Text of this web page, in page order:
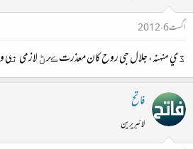
اگست 6، 2012
ڏي منهنه، جلال جي روح کان معذرت ڪرڻ لازمي ٿي
فاتح
لائبریرین